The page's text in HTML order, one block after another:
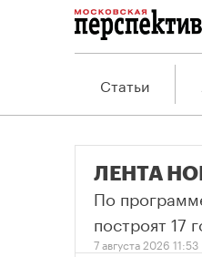
Статьи
ЛЕНТА
По
построят 17
7 августа 2026 11:53